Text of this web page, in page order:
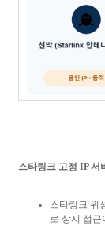
스타링크 고정 IP서
스타링크 위
로 상시 접근